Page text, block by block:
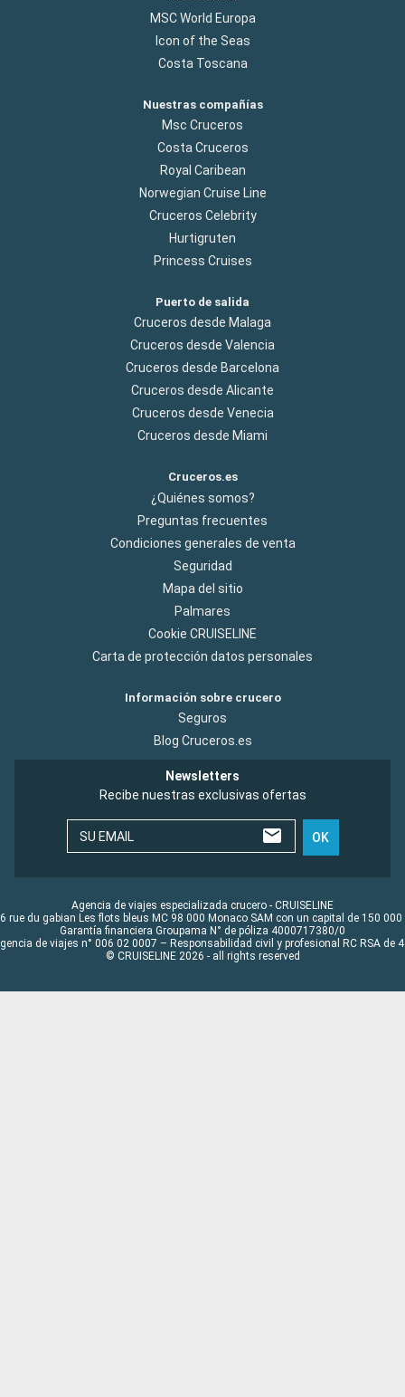
MSC World Europa
Icon of the Seas
Costa Toscana
Nuestras compañías
Msc Cruceros
Costa Cruceros
Royal Caribean
Norwegian Cruise Line
Cruceros Celebrity
Hurtigruten
Princess Cruises
Puerto de salida
Cruceros desde Malaga
Cruceros desde Valencia
Cruceros desde Barcelona
Cruceros desde Alicante
Cruceros desde Venecia
Cruceros desde Miami
Cruceros.es
¿Quiénes somos?
Preguntas frecuentes
Condiciones generales de venta
Seguridad
Mapa del sitio
Palmares
Cookie CRUISELINE
Carta de protección datos personales
Información sobre crucero
Seguros
Blog Cruceros.es
Newsletters
Recibe nuestras exclusivas ofertas
SU EMAIL OK
Agencia de viajes especializada crucero - CRUISELINE
rue du gabian Les flots bleus MC 98 000 Monaco SAM con un capital de 150 000
Garantía financiera Groupama N° de póliza 4000717380/0
de viajes n° 006 02 0007 – Responsabilidad civil y profesional RC RSA de
© CRUISELINE 2026 - all rights reserved